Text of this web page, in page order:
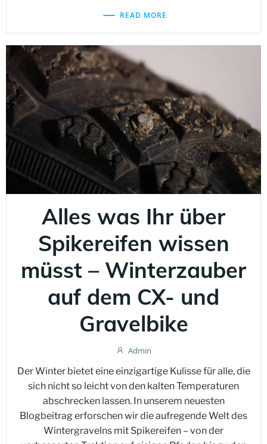
READ MORE
Alles was Ihr über
Spikereifen wissen
müsst – Winterzauber
auf dem CX- und
Gravelbike
Admin
Der Winter bietet eine einzigartige Kulisse für alle, die
sich nicht so leicht von den kalten Temperaturen
abschrecken lassen. In unserem neuesten
Blogbeitrag erforschen wir die aufregende Welt des
Wintergravelns mit Spikereifen – von der